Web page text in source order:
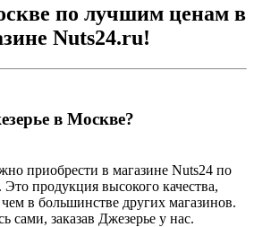
по лучшим ценам в
Nuts24.ru!
в Москве?
приобрести в магазине Nuts24 по
продукция высокого качества,
в большинстве других магазинов.
сами, заказав Джезерье у нас.